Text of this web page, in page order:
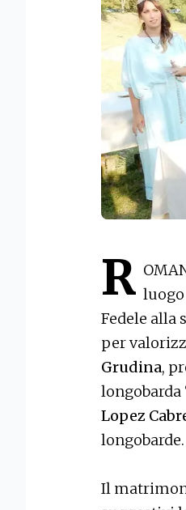
R luogo
Fedele alla
per
Grudina,
Lopez
longobarde.
Il